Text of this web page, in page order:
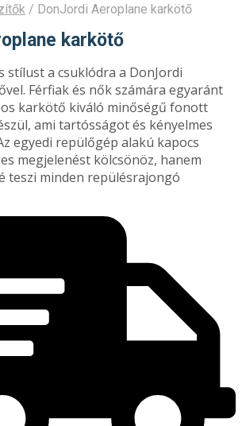
/ DonJordi Aeroplane karkötő
karkötő
stílust a csuklódra a DonJordi
Férfiak és nők számára egyaránt
karkötő kiváló minőségű fonott
ami tartósságot és kényelmes
egyedi repülőgép alakú kapocs
megjelenést kölcsönöz, hanem
teszi minden repülésrajongó